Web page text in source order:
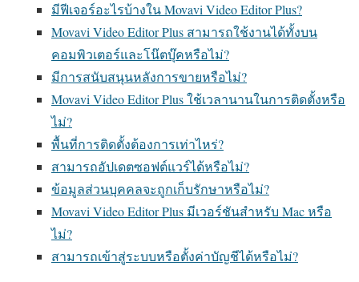
มีฟีเจอร์อะไรบ้างใน Movavi Video Editor Plus?
Movavi Video Editor Plus สามารถใช้งานได้ทั้งบน
คอมพิวเตอร์และโน๊ตบุ๊คหรือไม่?
มีการสนับสนุนหลังการขายหรือไม่?
Movavi Video Editor Plus ใช้เวลานานในการติดตั้งหรือ
ไม่?
พื้นที่การติดตั้งต้องการเท่าไหร่?
สามารถอัปเดตซอฟต์แวร์ได้หรือไม่?
ข้อมูลส่วนบุคคลจะถูกเก็บรักษาหรือไม่?
Movavi Video Editor Plus มีเวอร์ชันสำหรับ Mac หรือ
ไม่?
สามารถเข้าสู่ระบบหรือตั้งค่าบัญชีได้หรือไม่?